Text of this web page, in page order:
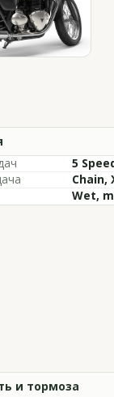
5
Chain,
Wet,
и тормоза